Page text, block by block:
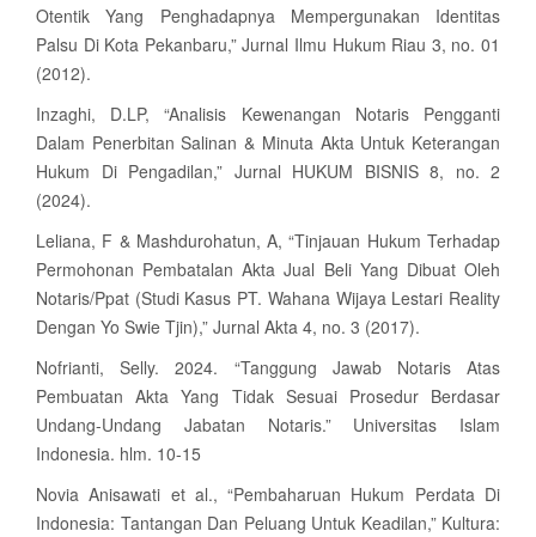
Otentik Yang Penghadapnya Mempergunakan Identitas
Palsu Di Kota Pekanbaru,” Jurnal Ilmu Hukum Riau 3, no. 01
(2012).
Inzaghi, D.LP, “Analisis Kewenangan Notaris Pengganti
Dalam Penerbitan Salinan & Minuta Akta Untuk Keterangan
Hukum Di Pengadilan,” Jurnal HUKUM BISNIS 8, no. 2
(2024).
Leliana, F & Mashdurohatun, A, “Tinjauan Hukum Terhadap
Permohonan Pembatalan Akta Jual Beli Yang Dibuat Oleh
Notaris/Ppat (Studi Kasus PT. Wahana Wijaya Lestari Reality
Dengan Yo Swie Tjin),” Jurnal Akta 4, no. 3 (2017).
Nofrianti, Selly. 2024. “Tanggung Jawab Notaris Atas
Pembuatan Akta Yang Tidak Sesuai Prosedur Berdasar
Undang-Undang Jabatan Notaris.” Universitas Islam
Indonesia. hlm. 10-15
Novia Anisawati et al., “Pembaharuan Hukum Perdata Di
Indonesia: Tantangan Dan Peluang Untuk Keadilan,” Kultura: